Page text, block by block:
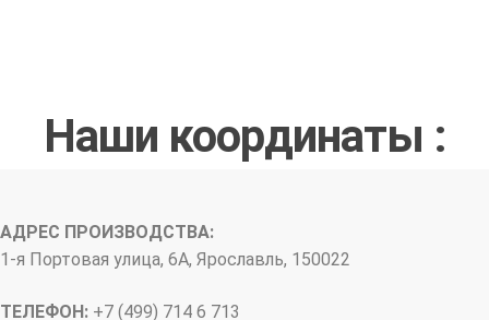
Наши координаты :
АДРЕС ПРОИЗВОДСТВА:
1-я Портовая улица, 6А, Ярославль, 150022
ТЕЛЕФОН: +7 (499) 714 6 713